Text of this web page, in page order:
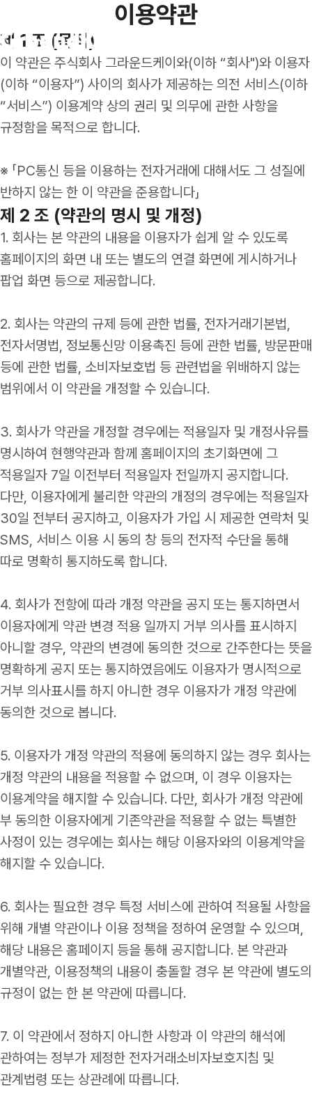
프리미엄 의전 수송
셔틀 위탁 관리
마케팅 모빌리티
인사이트
뉴스레터
이용약관
제 1 조 (목적)
이 약관은 주식회사 그라운드케이와(이하 “회사")와 이용자
(이하 “이용자”) 사이의 회사가 제공하는 의전 서비스(이하
“서비스”) 이용계약 상의 권리 및 의무에 관한 사항을
규정함을 목적으로 합니다.
※ 「PC통신 등을 이용하는 전자거래에 대해서도 그 성질에
반하지 않는 한 이 약관을 준용합니다」
제 2 조 (약관의 명시 및 개정)
1. 회사는 본 약관의 내용을 이용자가 쉽게 알 수 있도록
홈페이지의 화면 내 또는 별도의 연결 화면에 게시하거나
팝업 화면 등으로 제공합니다.
2. 회사는 약관의 규제 등에 관한 법률, 전자거래기본법,
전자서명법, 정보통신망 이용촉진 등에 관한 법률, 방문판매
등에 관한 법률, 소비자보호법 등 관련법을 위배하지 않는
범위에서 이 약관을 개정할 수 있습니다.
3. 회사가 약관을 개정할 경우에는 적용일자 및 개정사유를
명시하여 현행약관과 함께 홈페이지의 초기화면에 그
적용일자 7일 이전부터 적용일자 전일까지 공지합니다.
다만, 이용자에게 불리한 약관의 개정의 경우에는 적용일자
30일 전부터 공지하고, 이용자가 가입 시 제공한 연락처 및
SMS, 서비스 이용 시 동의 창 등의 전자적 수단을 통해
따로 명확히 통지하도록 합니다.
4. 회사가 전항에 따라 개정 약관을 공지 또는 통지하면서
이용자에게 약관 변경 적용 일까지 거부 의사를 표시하지
아니할 경우, 약관의 변경에 동의한 것으로 간주한다는 뜻을
명확하게 공지 또는 통지하였음에도 이용자가 명시적으로
거부 의사표시를 하지 아니한 경우 이용자가 개정 약관에
동의한 것으로 봅니다.
5. 이용자가 개정 약관의 적용에 동의하지 않는 경우 회사는
개정 약관의 내용을 적용할 수 없으며, 이 경우 이용자는
이용계약을 해지할 수 있습니다. 다만, 회사가 개정 약관에
부 동의한 이용자에게 기존약관을 적용할 수 없는 특별한
사정이 있는 경우에는 회사는 해당 이용자와의 이용계약을
해지할 수 있습니다.
6. 회사는 필요한 경우 특정 서비스에 관하여 적용될 사항을
위해 개별 약관이나 이용 정책을 정하여 운영할 수 있으며,
해당 내용은 홈페이지 등을 통해 공지합니다. 본 약관과
개별약관, 이용정책의 내용이 충돌할 경우 본 약관에 별도의
규정이 없는 한 본 약관에 따릅니다.
7. 이 약관에서 정하지 아니한 사항과 이 약관의 해석에
관하여는 정부가 제정한 전자거래소비자보호지침 및
관계법령 또는 상관례에 따릅니다.